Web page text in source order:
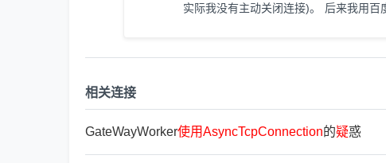
实际我没有主动关闭连接)。 后来我用
相关连接
GateWayWorker使用AsyncTcpConnection的疑惑